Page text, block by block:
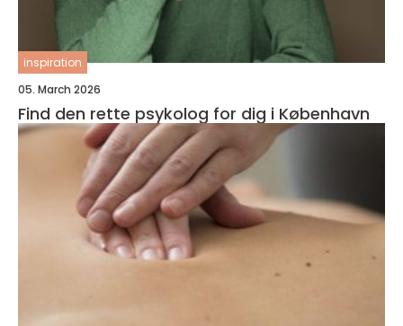
inspiration
05. March 2026
Find den rette psykolog for dig i København